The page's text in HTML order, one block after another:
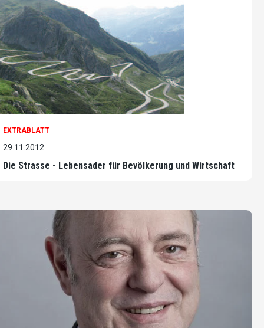
EXTRABLATT
29.11.2012
Die Strasse - Lebensader für Bevölkerung und Wirtschaft